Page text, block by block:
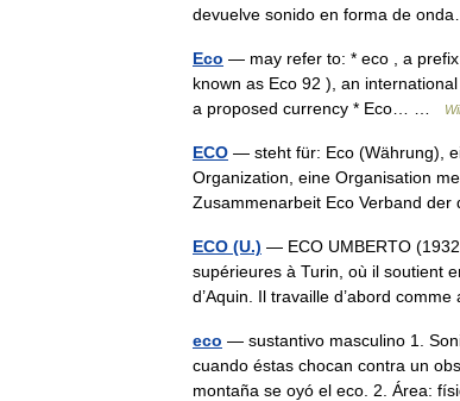
devuelve sonido en forma de
Eco — may refer to: * eco , a
known as Eco 92 ), an
a proposed currency * Eco… …
ECO — steht für: Eco (Währung),
Organization, eine Organisation
Zusammenarbeit Eco Verband
ECO (U.) — ECO UMBERTO
supérieures à Turin, où il soutient
d’Aquin. Il travaille d’abord
eco — sustantivo masculino 1.
cuando éstas chocan contra un
montaña se oyó el eco. 2. Área: